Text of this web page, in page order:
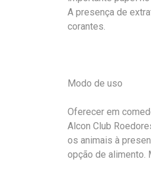
A presença de
corantes.
Modo de uso
Oferecer em
Alcon Club
os animais à
opção de alimento.